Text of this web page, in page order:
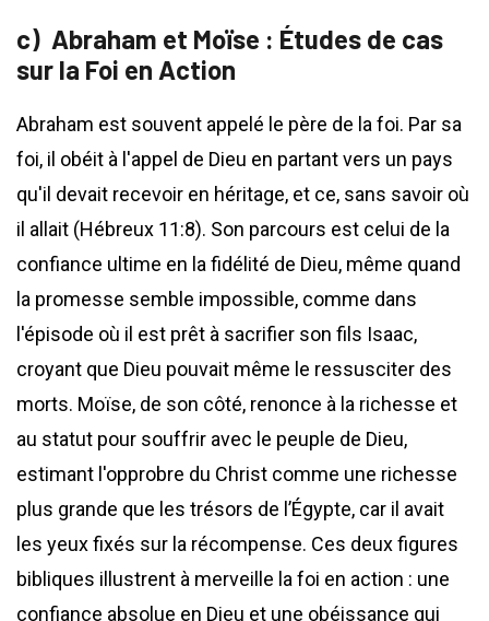
Abraham et Moïse : Études de cas
sur la Foi en Action
Abraham est souvent appelé le père de la foi. Par sa
foi, il obéit à l'appel de Dieu en partant vers un pays
qu'il devait recevoir en héritage, et ce, sans savoir où
il allait (Hébreux 11:8). Son parcours est celui de la
confiance ultime en la fidélité de Dieu, même quand
la promesse semble impossible, comme dans
l'épisode où il est prêt à sacrifier son fils Isaac,
croyant que Dieu pouvait même le ressusciter des
morts. Moïse, de son côté, renonce à la richesse et
au statut pour souffrir avec le peuple de Dieu,
estimant l'opprobre du Christ comme une richesse
plus grande que les trésors de l’Égypte, car il avait
les yeux fixés sur la récompense. Ces deux figures
bibliques illustrent à merveille la foi en action : une
confiance absolue en Dieu et une obéissance qui